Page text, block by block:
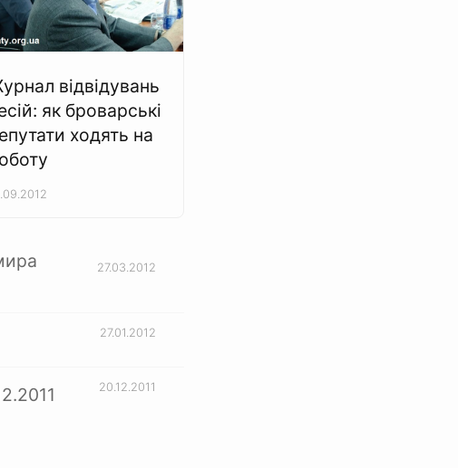
відвідувань
як броварські
ходять на
27.03.2012
27.01.2012
20.12.2011